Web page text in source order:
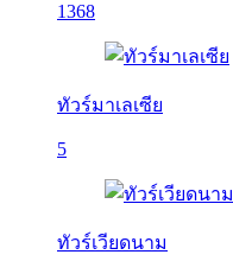
1368
ทัวร์มาเลเซีย
5
ทัวร์เวียดนาม